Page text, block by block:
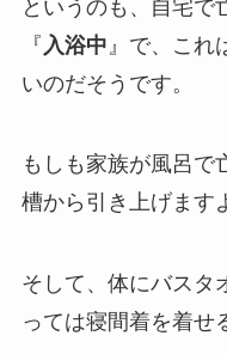
というのも、自宅で
『 入浴中 』で、これ
いのだそうです。
もしも家族が風呂で
槽から引き上げます
そして、体にバスタ
っては寝間着を着せ